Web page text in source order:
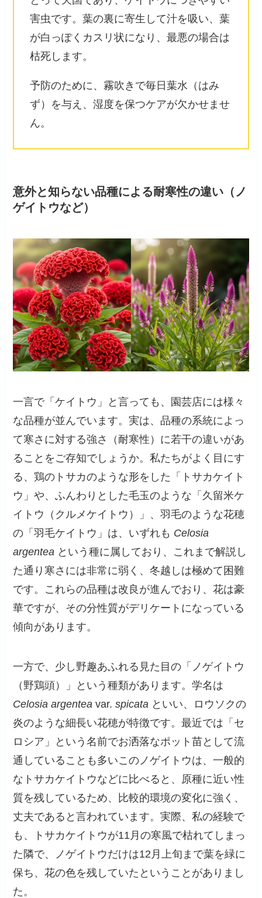
害虫です。葉の裏に寄生して汁を吸い、葉
が白っぽくカスリ状になり、最悪の場合は
枯死します。
予防のために、霧吹きで毎日葉水（はみ
ず）を与え、湿度を保つケアが欠かせませ
ん。
意外と知らない品種による耐寒性の違い（ノ
ゲイトウなど）
一言で「ケイトウ」と言っても、園芸店には様々
な品種が並んでいます。実は、品種の系統によっ
て寒さに対する強さ（耐寒性）に若干の違いがあ
ることをご存知でしょうか。私たちがよく目にす
る、鶏のトサカのような形をした「トサカケイト
ウ」や、ふんわりとした毛玉のような「久留米ケ
イトウ（クルメケイトウ）」、羽毛のような花穂
の「羽毛ケイトウ」は、いずれも Celosia
argentea という種に属しており、これまで解説し
た通り寒さには非常に弱く、冬越しは極めて困難
です。これらの品種は改良が進んでおり、花は豪
華ですが、その分性質がデリケートになっている
傾向があります。
一方で、少し野趣あふれる見た目の「ノゲイトウ
（野鶏頭）」という種類があります。学名は
Celosia argentea var.spicata といい、ロウソクの
炎のような細長い花穂が特徴です。最近では「セ
ロシア」という名前でお洒落なポット苗として流
通していることも多いこのノゲイトウは、一般的
なトサカケイトウなどに比べると、原種に近い性
質を残しているため、比較的環境の変化に強く、
丈夫であると言われています。実際、私の経験で
も、トサカケイトウが11月の寒風で枯れてしまっ
た隣で、ノゲイトウだけは12月上旬まで葉を緑に
保ち、花の色を残していたということがありまし
た。